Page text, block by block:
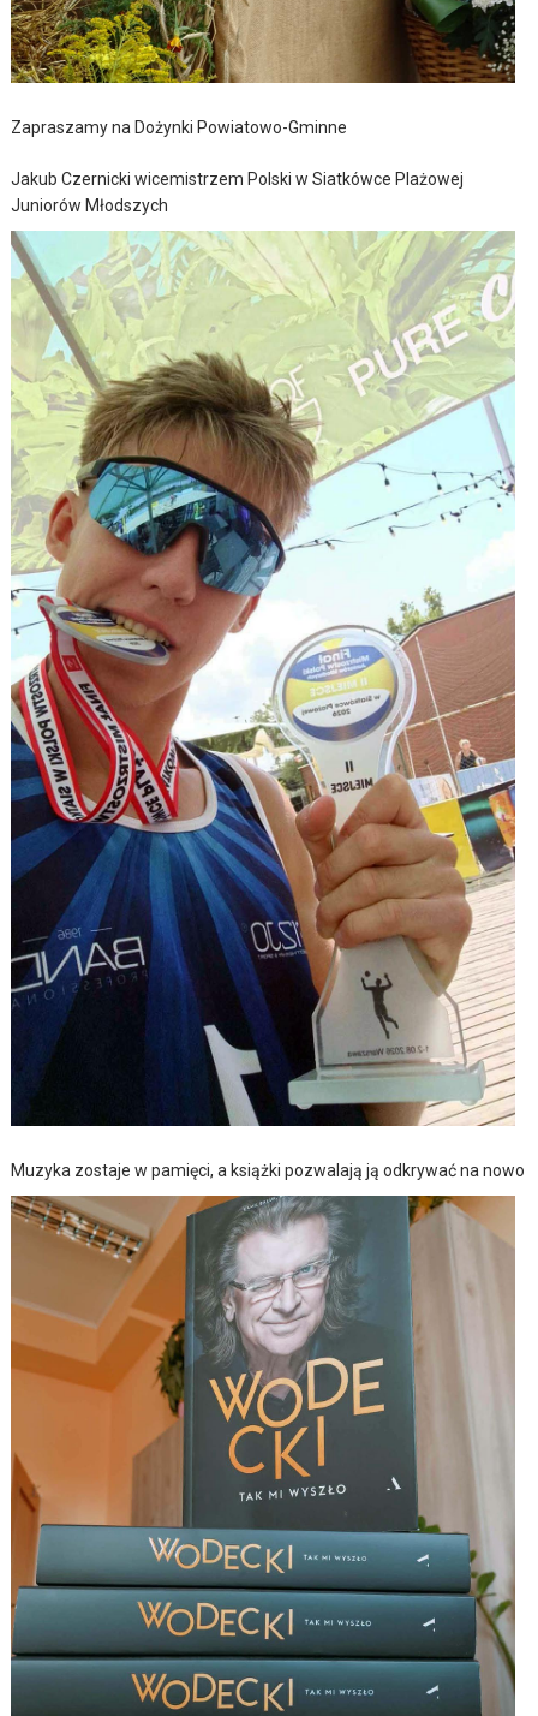
Zapraszamy na Dożynki Powiatowo-Gminne
Jakub Czernicki wicemistrzem Polski w Siatkówce Plażowej
Juniorów Młodszych
Muzyka zostaje w pamięci, a książki pozwalają ją odkrywać na nowo